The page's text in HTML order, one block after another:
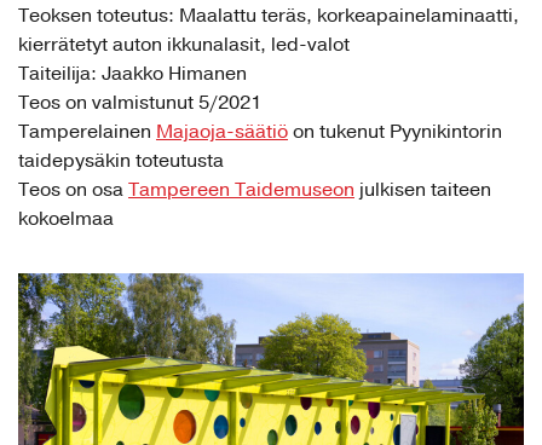
Teoksen toteutus: Maalattu teräs, korkeapainelaminaatti,
kierrätetyt auton ikkunalasit, led-valot
Taiteilija: Jaakko Himanen
Teos on valmistunut 5/2021
Tamperelainen Majaoja-säätiö on tukenut Pyynikintorin
taidepysäkin toteutusta
Teos on osa Tampereen Taidemuseon julkisen taiteen
kokoelmaa